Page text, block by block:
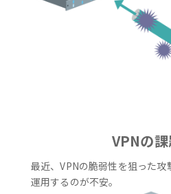
VPNの
最近、VPNの脆弱性を狙った攻
運用するのが不安。